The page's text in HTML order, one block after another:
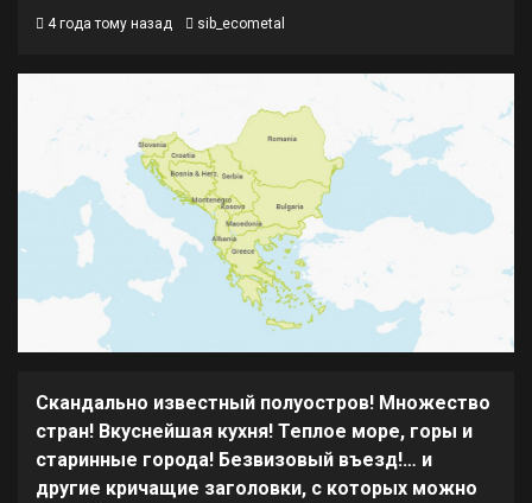
4 года тому назад sib_ecometal
Скандально известный полуостров! Множество
стран! Вкуснейшая кухня! Теплое море, горы и
старинные города! Безвизовый въезд!… и
другие кричащие заголовки, с которых можно